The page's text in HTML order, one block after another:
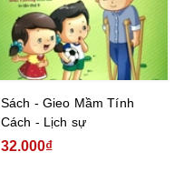
Sách - Gieo Mầm Tính
Cách - Lịch sự
32.000₫